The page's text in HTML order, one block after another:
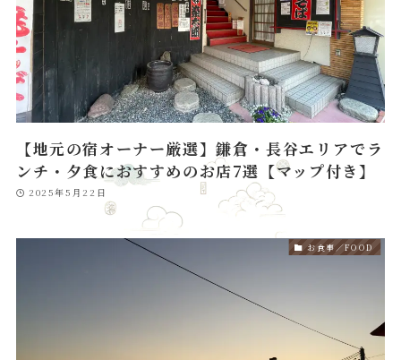
【地元の宿オーナー厳選】鎌倉・長谷エリアでラ
ンチ・夕食におすすめのお店7選【マップ付き】
2025年5月22日
お食事／FOOD